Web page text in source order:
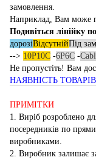
замовлення.
Наприклад, Вам може
Подивіться лінійку
дорозіВідсутнійПід
--> 10P10C -6P6C -
Не пропустіть! Вам
НАЯВНІСТЬ ТОВАРІВ
ПРИМІТКИ
1. Виріб розроблено
посередників по
виробниками.
2. Виробник залишає